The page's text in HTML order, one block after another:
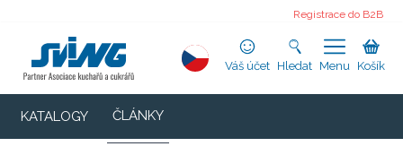
Registrace do B2B
Váš účet Hledat Menu Košík
KATALOGY ČLÁNKY